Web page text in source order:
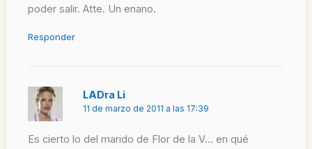
poder salir. Atte. Un enano.
Responder
LADra Li
11 de marzo de 2011 a las 17:39
Es cierto lo del marido de Flor de la V… en qué